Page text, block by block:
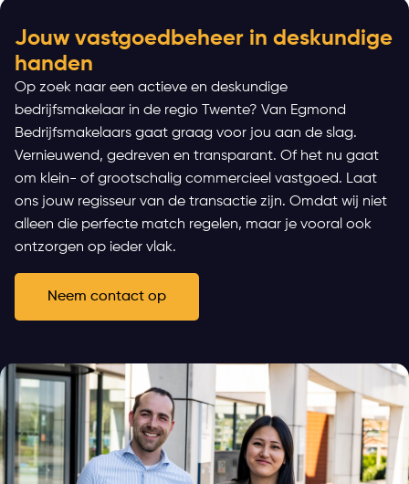
Jouw vastgoedbeheer in deskundige
handen
Op zoek naar een actieve en deskundige
bedrijfsmakelaar in de regio Twente? Van Egmond
Bedrijfsmakelaars gaat graag voor jou aan de slag.
Vernieuwend, gedreven en transparant. Of het nu gaat
om klein- of grootschalig commercieel vastgoed. Laat
ons jouw regisseur van de transactie zijn. Omdat wij niet
alleen die perfecte match regelen, maar je vooral ook
ontzorgen op ieder vlak.
Neem contact op